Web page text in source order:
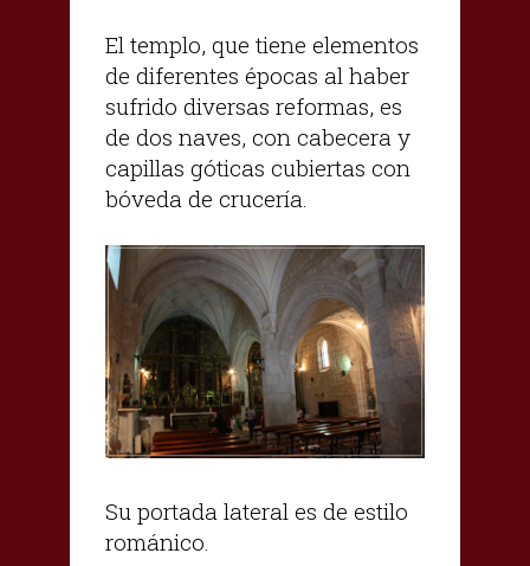
El templo, que tiene elementos
de diferentes épocas al haber
sufrido diversas reformas, es
de dos naves, con cabecera y
capillas góticas cubiertas con
bóveda de crucería.
Su portada lateral es de estilo
románico.